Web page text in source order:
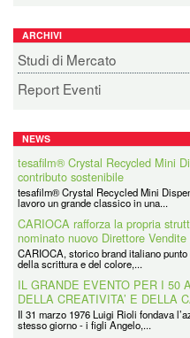
ARCHIVI
Studi di Mercato
Report Eventi
NEWS
tesafilm® Crystal Recycled Mini
contributo sostenibile
tesafilm® Crystal Recycled Mini
lavoro un grande classico in una...
CARIOCA rafforza la propria
nominato nuovo Direttore
CARIOCA, storico brand italiano
della scrittura e del colore,...
IL GRANDE EVENTO PER I 50
DELLA CREATIVITA’ E DELLA
Il 31 marzo 1976 Luigi Rioli fondava
stesso giorno - i figli Angelo,...